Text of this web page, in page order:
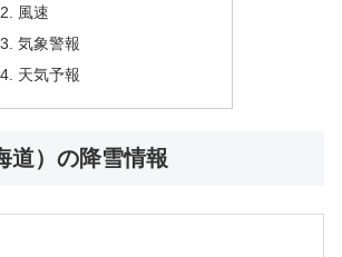
風速
気象警報
天気予報
道）の降雪情報